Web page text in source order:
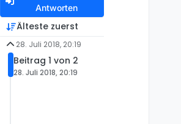
Antworten
Älteste zuerst
28. Juli 2018, 20:19
Beitrag 1 von 2
28. Juli 2018, 20:19